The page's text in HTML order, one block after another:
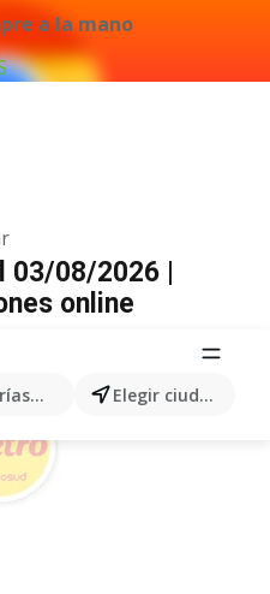
a la mano
productos... Elegir ciudad
08/2026 |
online